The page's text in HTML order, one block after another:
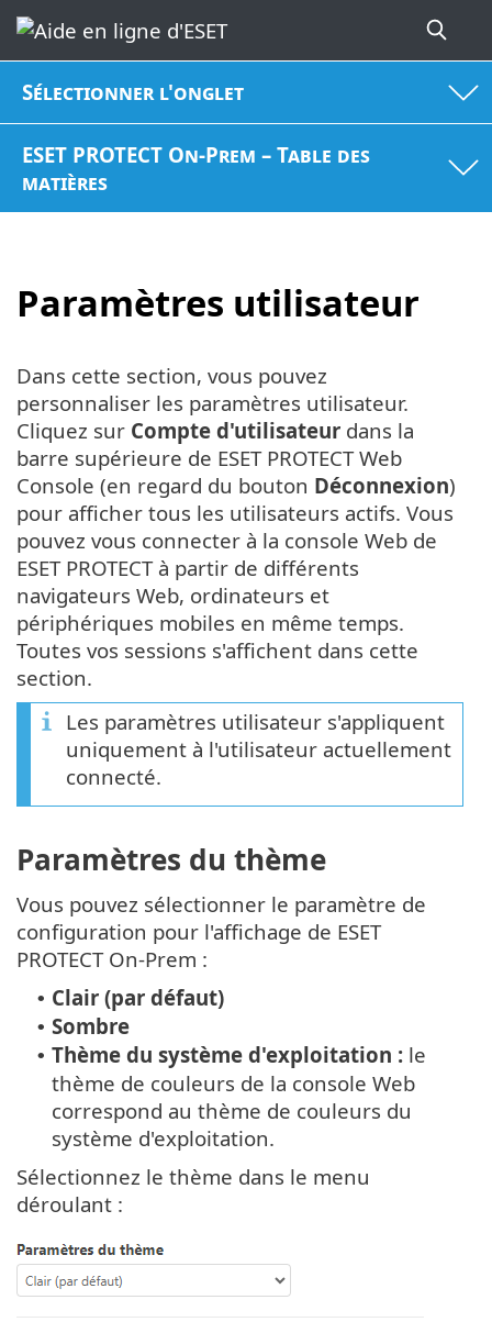
Sélectionner l'onglet
ESET PROTECT On-Prem – Table des
matières
Paramètres utilisateur
Dans cette section, vous pouvez
personnaliser les paramètres utilisateur.
Cliquez sur Compte d'utilisateur dans la
barre supérieure de ESET PROTECT Web
Console (en regard du bouton Déconnexion)
pour afficher tous les utilisateurs actifs. Vous
pouvez vous connecter à la console Web de
ESET PROTECT à partir de différents
navigateurs Web, ordinateurs et
périphériques mobiles en même temps.
Toutes vos sessions s'affichent dans cette
section.
Les paramètres utilisateur s'appliquent
uniquement à l'utilisateur actuellement
connecté.
Paramètres du thème
Vous pouvez sélectionner le paramètre de
configuration pour l'affichage de ESET
PROTECT On-Prem :
• Clair (par défaut)
• Sombre
• Thème du système d'exploitation : le
thème de couleurs de la console Web
correspond au thème de couleurs du
système d'exploitation.
Sélectionnez le thème dans le menu
déroulant :